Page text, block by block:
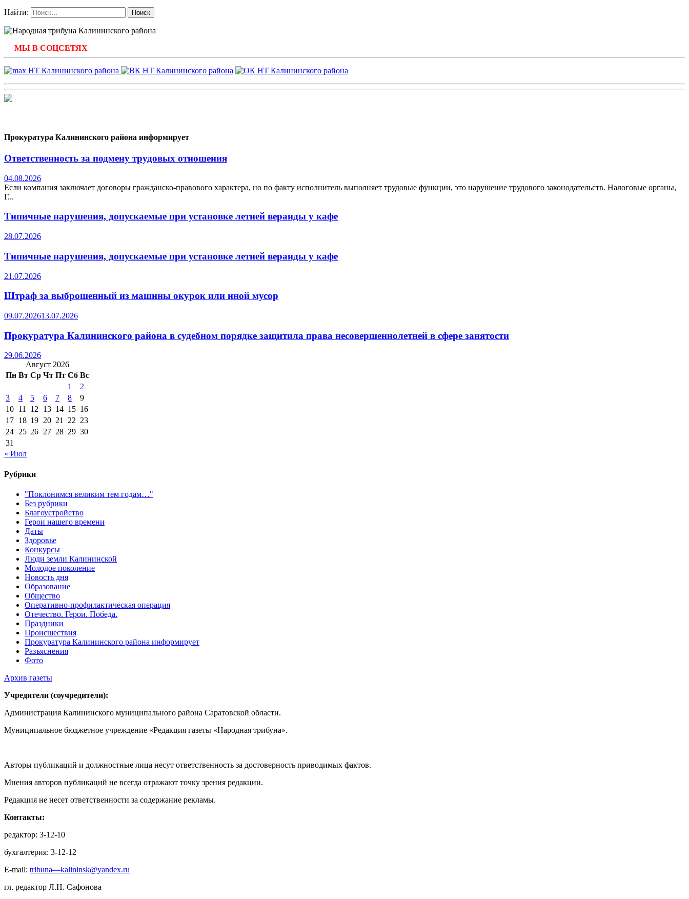
Найти:
МЫ В СОЦСЕТЯХ
Прокуратура Калининского района информирует
Ответственность за подмену трудовых отношения
04.08.2026
Если компания заключает договоры гражданско-правового характера, но по факту исполнитель выполняет трудовые функции, это нарушение трудового законодательств. Налоговые органы,
Г...
Типичные нарушения, допускаемые при установке летней веранды у кафе
28.07.2026
Типичные нарушения, допускаемые при установке летней веранды у кафе
21.07.2026
Штраф за выброшенный из машины окурок или иной мусор
09.07.202613.07.2026
Прокуратура Калининского района в судебном порядке защитила права несовершеннолетней в сфере занятости
29.06.2026
Август 2026
Пн Вт Ср Чт Пт Сб Вс
1
2
3
4 5 6 7 8
9
10 11 12 13 14 15 16
17 18 19 20 21 22 23
24 25 26 27 28 29 30
31
« Июл
Рубрики
"Поклонимся великим тем годам…"
Без рубрики
Благоустройство
Герои нашего времени
Даты
Здоровье
Конкурсы
Люди земли Калининской
Молодое поколение
Новость дня
Образование
Общество
Оперативно-профилактическая операция
Отечество. Герои. Победа.
Праздники
Происшествия
Прокуратура Калининского района информирует
Разъяснения
Фото
Архив газеты
Учредители (соучредители):
Администрация Калининского муниципального района Саратовской области.
Муниципальное бюджетное учреждение «Редакция газеты «Народная трибуна».
Авторы публикаций и должностные лица несут ответственность за достоверность приводимых фактов.
Мнения авторов публикаций не всегда отражают точку зрения редакции.
Редакция не несет ответственности за содержание рекламы.
Контакты:
редактор: 3-12-10
бухгалтерия: 3-12-12
E-mail: tribuna—kalininsk@yandex.ru
гл. редактор Л.Н. Сафонова